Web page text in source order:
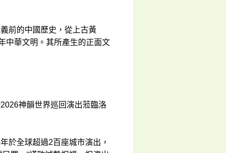
前的中國歷史，從上古黃
中華文明。其所產生的正面文
神韻世界巡回演出蒞臨洛
於全球超過2百座城市演出，